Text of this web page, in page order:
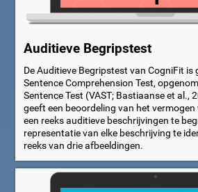
Auditieve Begripstest
De Auditieve Begripstest van CogniFit is
Sentence Comprehension Test,
Sentence Test (VAST; Bastiaanse et al.,
geeft een beoordeling van het
een reeks auditieve beschrijvingen te
representatie van elke beschrijving te
reeks van drie afbeeldingen.